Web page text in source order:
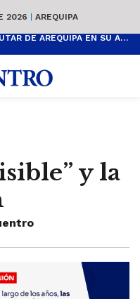
2026 | AREQUIPA
ACTIVIDADES GRATUITAS PARA DISFRUTAR DE AREQUIPA EN SU ANIVERSARIO
y la